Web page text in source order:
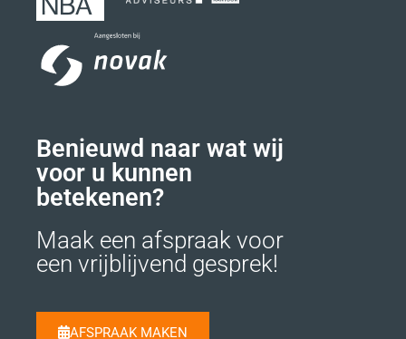
Benieuwd naar wat wij
voor u kunnen
betekenen?
Maak een afspraak voor
een vrijblijvend gesprek!
AFSPRAAK MAKEN